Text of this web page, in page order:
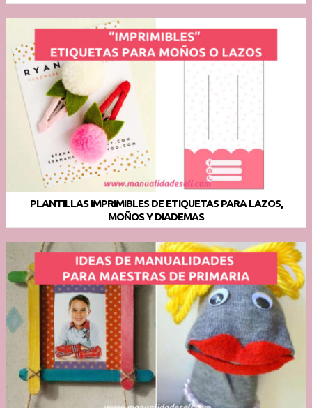
PLANTILLAS IMPRIMIBLES DE ETIQUETAS PARA LAZOS,
MOÑOS Y DIADEMAS